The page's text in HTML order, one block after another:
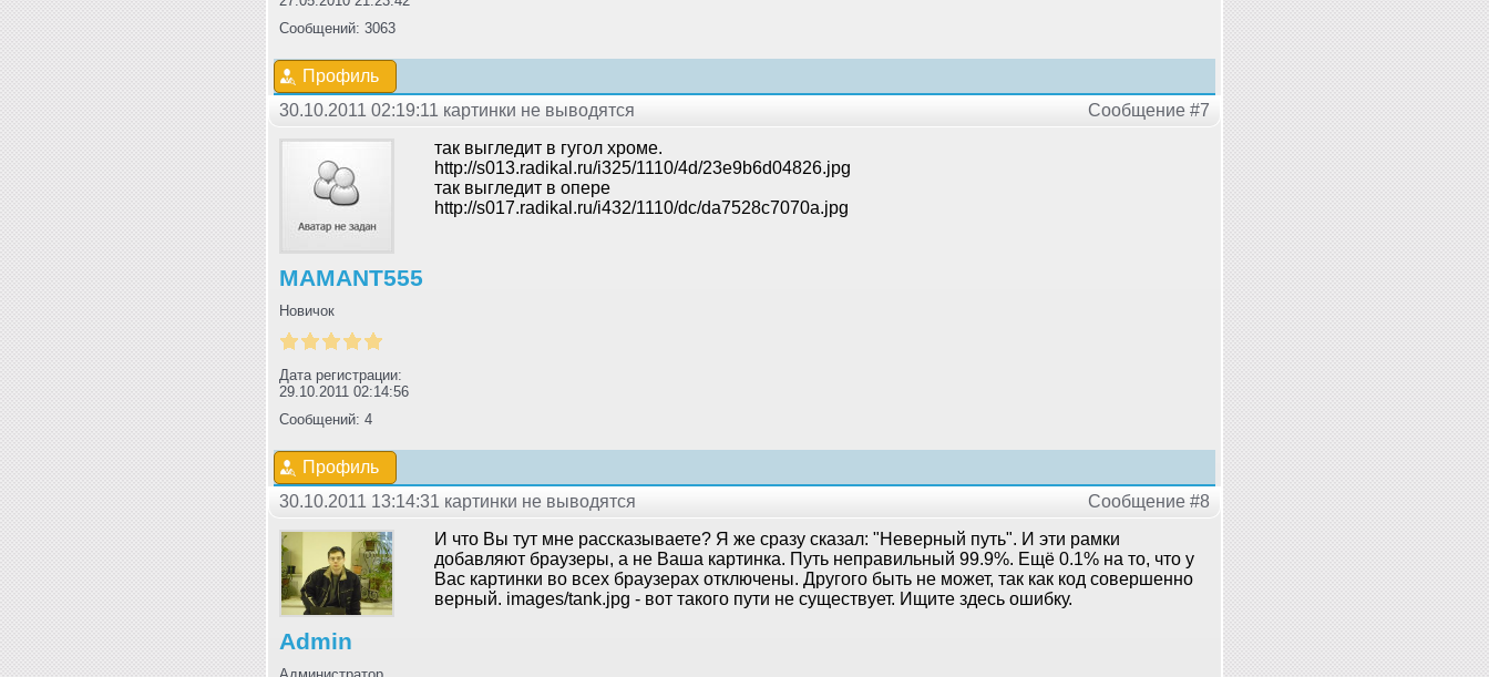
Сообщений: 3063
Профиль
30.10.2011 02:19:11 картинки не выводятся
Сообщение #7
MAMANT555
Новичок
Дата регистрации:
29.10.2011 02:14:56
Сообщений: 4
так выгледит в гугол хроме.
http://s013.radikal.ru/i325/1110/4d/23e9b6d04826.jpg
так выгледит в опере
http://s017.radikal.ru/i432/1110/dc/da7528c7070a.jpg
Профиль
30.10.2011 13:14:31 картинки не выводятся
Сообщение #8
Admin
И что Вы тут мне рассказываете? Я же сразу сказал: "Неверный путь". И эти рамки
добавляют браузеры, а не Ваша картинка. Путь неправильный 99.9%. Ещё 0.1% на то, что у
Вас картинки во всех браузерах отключены. Другого быть не может, так как код совершенно
верный. images/tank.jpg - вот такого пути не существует. Ищите здесь ошибку.